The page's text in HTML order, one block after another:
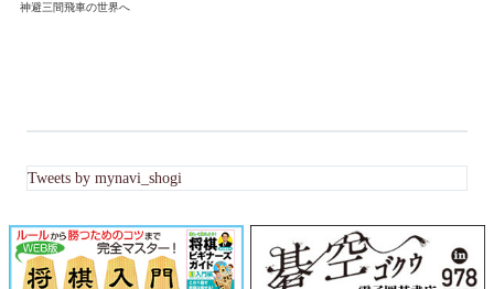
神避三間飛車の世界へ
Tweets by mynavi_shogi